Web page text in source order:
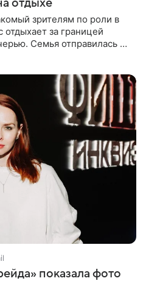
отдыхе
зрителям по роли в
отдыхает за границей
Семья отправилась в
показала фото